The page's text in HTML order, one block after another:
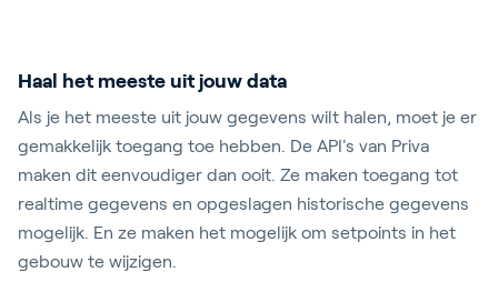
Haal het meeste uit jouw data
Als je het meeste uit jouw gegevens wilt halen, moet je er
gemakkelijk toegang toe hebben. De API's van Priva
maken dit eenvoudiger dan ooit. Ze maken toegang tot
realtime gegevens en opgeslagen historische gegevens
mogelijk. En ze maken het mogelijk om setpoints in het
gebouw te wijzigen.